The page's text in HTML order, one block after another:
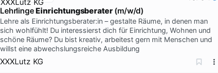
LehrlingeEinrichtungsberater(m/w/d)
Lehre als Einrichtungsberater:in – gestalte Räume, in denen man
sich wohlfühlt! Du interessierst dich für Einrichtung, Wohnen und
schöne Räume? Du bist kreativ, arbeitest gern mit Menschen und
willst eine abwechslungsreiche Ausbildung
XXXLutz KG